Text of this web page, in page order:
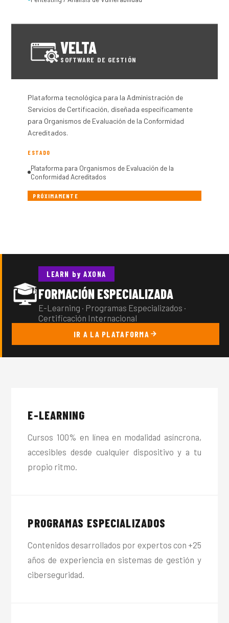
VELTA
SOFTWARE DE GESTIÓN
Plataforma tecnológica para la Administración de
Servicios de Certificación, diseñada específicamente
para Organismos de Evaluación de la Conformidad
Acreditados.
ESTADO
Plataforma para Organismos de Evaluación de la
Conformidad Acreditados
PRÓXIMAMENTE
LEARN by AXONA
FORMACIÓN ESPECIALIZADA
E-Learning · Programas Especializados ·
Certificación Internacional
IR A LA PLATAFORMA
E-LEARNING
Cursos 100% en línea en modalidad asíncrona,
accesibles desde cualquier dispositivo y a tu
propio ritmo.
PROGRAMAS ESPECIALIZADOS
Contenidos desarrollados por expertos con +25
años de experiencia en sistemas de gestión y
ciberseguridad.